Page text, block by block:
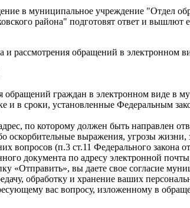
в муниципальное учреждение "Отдел
района" подготовят ответ и вышлют
и рассмотрения обращений в электронном
обращений граждан в электронном виде
и в сроки, установленные Федеральным
по которому должен быть направлен
оскорбительные выражения, угрозы
вопросов (п.3 ст.11 Федерального закона
документа по адресу электронной
«Отправить», вы даете свое согласие
обработку и хранение ваших
вас вопросу, изложенному в